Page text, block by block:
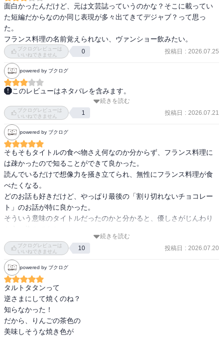
面白かったんだけど、元は文芸誌っていうのかな？そこに載ってい
た短編だからなのか同じ表現が多々出てきてデジャブ？って思っ
た。
フランス料理の名前覚えられない、ヴァンショー飲みたい。
ブクログレビューは
いいねできません
0 投稿日 : 2026.07.25
powered by ブクログ
このレビューはネタバレを含みます。
おそらく何かで連載していていたのであろうビストロを舞台とした
推理小説。
ほぼノーヒントで閃き一本でフレンチのシェフが来る客来る客のわ
だかまりやら謎を解いてしまう王道の流れ。キャラもそこそこ立っ
ていて面白かったが、オーソドックスな感じが強いのとミステリー
要素も解けはしないものの、「うわ、そういうことか〜」みたいな
ワクワク感は少なめなので人によっては退屈に思うかも？
小中学生におすすめしたい優しい物語でした。
個人的には、家庭的なフレンチを食べてみたくなる食欲増進系の小
説でした。
続きを読む
ブクログレビューは
いいねできません
1 投稿日 : 2026.07.21
powered by ブクログ
そもそもタイトルの食べ物さえ何なのか分からず、フランス料理に
は疎かったので知ることができて良かった。
読んでいるだけで想像力を掻き立てられ、無性にフランス料理が食
べたくなる。
どのお話も好きだけど、やっぱり最後の「割り切れないチョコレー
ト」のお話が特に良かった。
そういう意味のタイトルだったのかと分かると、優しさがじんわり
お腹が空く作品であり、ちょっとしたミステリーもあり、それぞれ
の物語にスッと入り込める。
優しい気持ちになったり、ちょっとウルッとしたり、色々な要素が
詰まっていてとても読みやすかった。
フライングで2シリーズ目のヴァンショーをあなたにを先に読んでし
まったけど、ぜひこの作品から先に読んで欲しい。
このシリーズが大好きになったのでマカロンはマカロンも早速購
続きを読む
ブクログレビューは
いいねできません
10 投稿日 : 2026.07.20
powered by ブクログ
タルトタタンって
逆さまにして焼くのね？
知らなかった！
だから、りんごの茶色の
美味しそうな焼き色が